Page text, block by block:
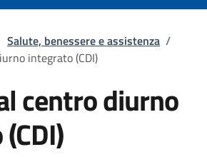
Salute, benessere e assistenza /
integrato (CDI)
centro diurno